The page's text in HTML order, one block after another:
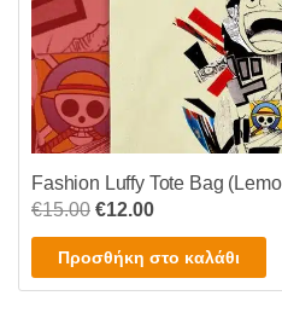
Fashion Luffy Tote Bag
€15.00 Original
price
was:
€15.00.
€12.00Η
τρέχουσα
τιμή
είναι:
Προσθήκη στο καλάθι